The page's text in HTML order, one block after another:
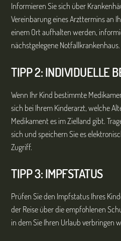
Informieren Sie sich über
Vereinbarung eines Arzttermins an
einem Ort aufhalten werden,
nächstgelegene Notfallkrankenhaus.
TIPP 2: INDIVIDUELLE
Wenn Ihr Kind bestimmte
sich bei Ihrem Kinderarzt, welche
Medikament es im Zielland gibt.
sich und speichern Sie es
Zugriff.
TIPP 3: IMPFSTATUS
Prüfen Sie den Impfstatus Ihres
der Reise über die empfohlenen
in dem Sie Ihren Urlaub verbringen